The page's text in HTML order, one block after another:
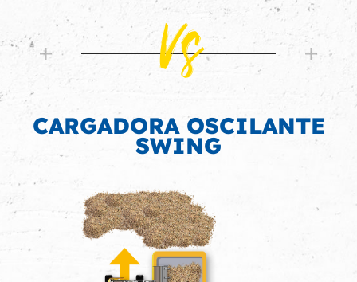
Vs
CARGADORA OSCILANTE
SWING